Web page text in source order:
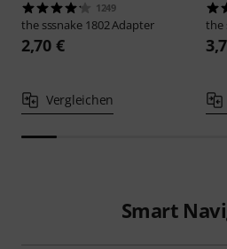
1249
the sssnake 1802 Adapter
2,70 €
Vergleichen
the
Smart